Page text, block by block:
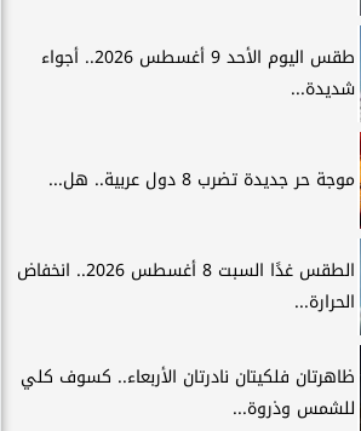
طقس اليوم الأحد 9 أغسطس 2026.. أجواء
شديدة...
موجة حر جديدة تضرب 8 دول عربية.. هل...
الطقس غدًا السبت 8 أغسطس 2026.. انخفاض
الحرارة...
ظاهرتان فلكيتان نادرتان الأربعاء.. كسوف كلي
للشمس وذروة...